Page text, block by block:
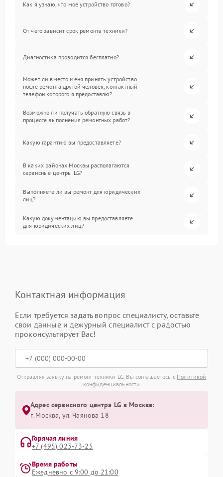
Как я узнаю, что мое устройство готово?
От чего зависит срок ремонта техники?
Диагностика проводится бесплатно?
Может ли вместо меня принять устройство
после ремонта другой человек, контактный
телефон которого я предоставлю?
Возможно ли получать обратную связь в
процессе выполнения ремонтных работ?
Какую гарантию вы предоставляете?
В каких районах Москвы располагаются
сервисные центры LG?
Выполняете ли вы ремонт для юридических
лиц?
Какую документацию вы предоставляете
для юридических лиц?
Контактная информация
Если требуется задать вопрос специалисту, оставьте
свои данные и дежурный специалист с радостью
проконсультирует Вас!
Отправляя заявку на ремонт техники LG, Вы соглашаетесь с Политикой
конфиденциальности
Адрес сервисного центра LG в Москве:
г. Москва, ул. Чаянова 18
Горячая линия
+7 (495) 023-73-25
Время работы
Ежедневно с 9:00 до 21:00